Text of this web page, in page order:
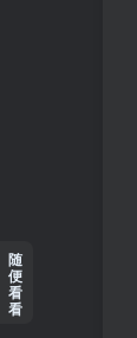
随
便
看
看